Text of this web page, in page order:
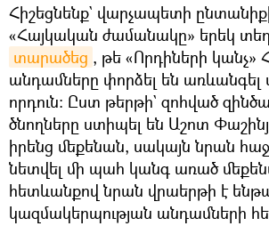
Հիշեցնենք` վարչապետի
«Հայկական ժամանակը» երեկ
տարածեց , թե «Որդիների կանչ»
անդամները փորձել են
որդուն։ Ըստ թերթի` զոհված
ծնողները ստիպել են Աշոտ
իրենց մեքենան, սակայն նրան
նետվել մի պահ կանգ առած
հետևանքով նրան վրաերթի է
կազմակերպության անդամների